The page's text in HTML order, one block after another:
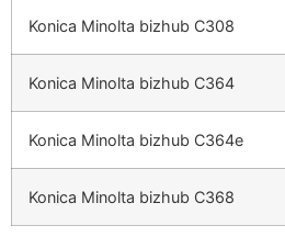
Konica Minolta bizhub C308
Konica Minolta bizhub C364
Konica Minolta bizhub C364e
Konica Minolta bizhub C368